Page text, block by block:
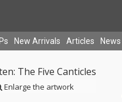
New Arrivals Articles News
Enlarge the artwork